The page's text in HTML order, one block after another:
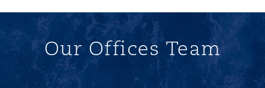
Our Offices Team